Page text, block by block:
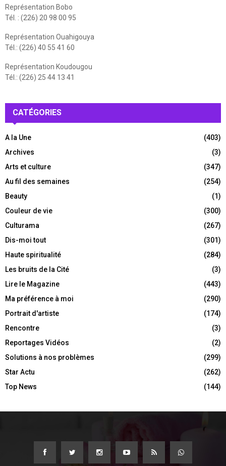
Représentation Bobo
Tél. : (226) 20 98 00 95
Représentation Ouahigouya
Tél.: (226) 40 55 41 60
Représentation Koudougou
Tél.: (226) 25 44 13 41
CATÉGORIES
A la Une
(403)
Archives
(3)
Arts et culture
(347)
Au fil des semaines
(254)
Beauty
(1)
Couleur de vie
(300)
Culturama
(267)
Dis-moi tout
(301)
Haute spiritualité
(284)
Les bruits de la Cité
(3)
Lire le Magazine
(443)
Ma préférence à moi
(290)
Portrait d'artiste
(174)
Rencontre
(3)
Reportages Vidéos
(2)
Solutions à nos problèmes
(299)
Star Actu
(262)
Top News
(144)